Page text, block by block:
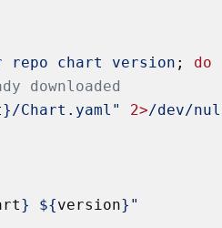
repo chart version ; do
downloaded
}/Chart.yaml" 2>/dev/
} ${version}"